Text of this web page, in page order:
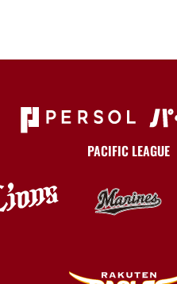
PACIFIC LEAGUE